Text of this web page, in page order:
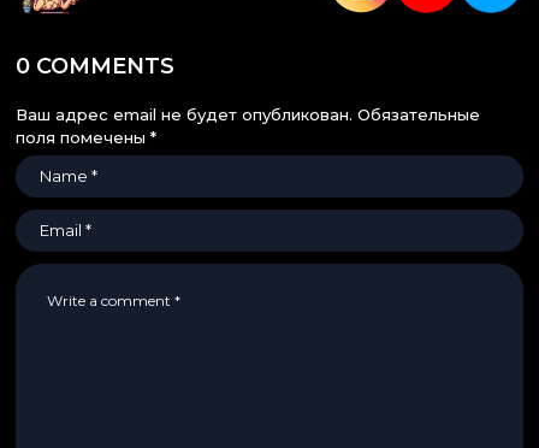
0 COMMENTS
Ваш адрес email не будет опубликован. Обязательные
поля помечены *